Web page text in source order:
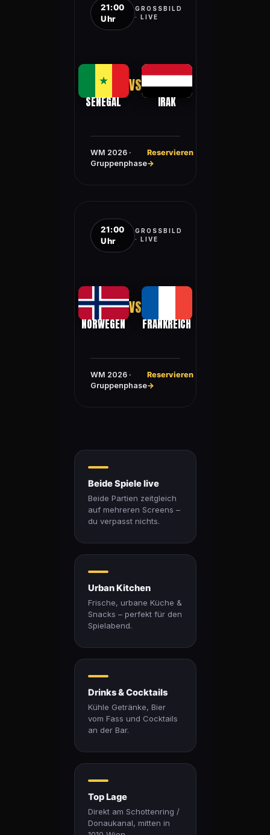
21:00
Uhr
GROSSBILD ·
LIVE
SENEGAL
VS
IRAK
WM 2026 ·
Gruppenphase
Reservieren
→
21:00
Uhr
GROSSBILD ·
LIVE
NORWEGEN
VS
FRANKREICH
WM 2026 ·
Gruppenphase
Reservieren
→
Beide Spiele live
Beide Partien zeitgleich
auf mehreren Screens –
du verpasst nichts.
Urban Kitchen
Frische, urbane Küche &
Snacks – perfekt für den
Spielabend.
Drinks & Cocktails
Kühle Getränke, Bier
vom Fass und Cocktails
an der Bar.
Top Lage
Direkt am Schottenring /
Donaukanal, mitten in